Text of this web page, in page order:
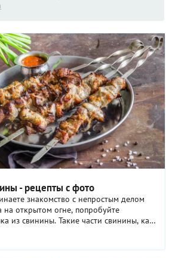
- рецепты с фото
знакомство с непростым делом
на открытом огне, попробуйте
из свинины. Такие части свинины, как
и окорок ...